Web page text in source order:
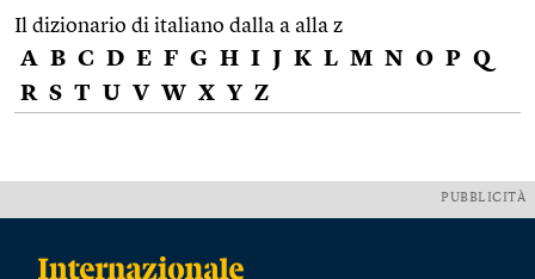
Il dizionario di italiano dalla a alla z
A B C D E F G H I J K L M N O P Q
R S T U V W X Y Z
PUBBLICITÀ